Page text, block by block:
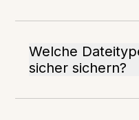
Welche
sicher sichern?